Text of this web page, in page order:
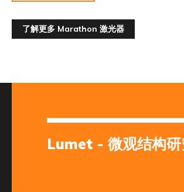
了解更多 Marathon 激光器
Lumet - 微观结构研